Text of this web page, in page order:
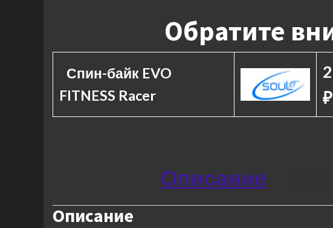
Обратите
Спин-байк EVO
FITNESS Racer
₽
Описание
Описание